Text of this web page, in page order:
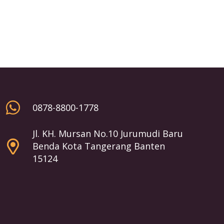
0878-8800-1778
Jl. KH. Mursan No.10 Jurumudi Baru
Benda Kota Tangerang Banten
15124